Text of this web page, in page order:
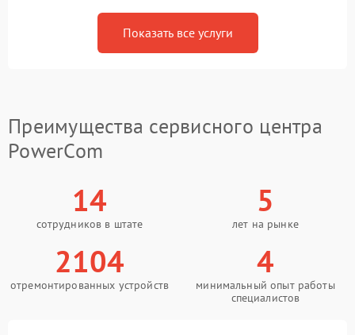
Показать все услуги
Преимущества сервисного центра
PowerCom
14
сотрудников в штате
5
лет на рынке
2104
отремонтированных устройств
4
минимальный опыт работы
специалистов